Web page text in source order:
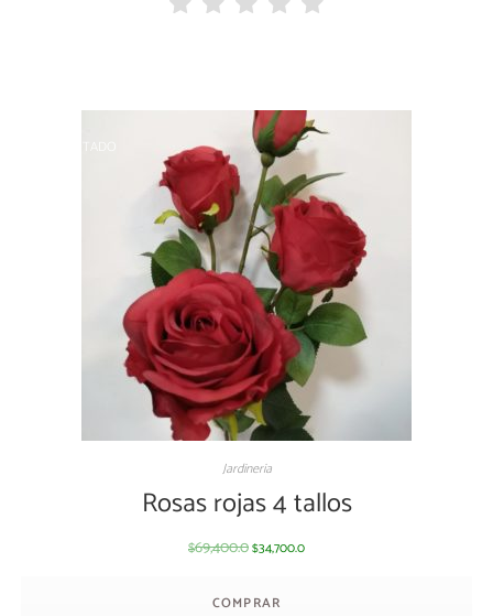
AGOTADO
Jardineria
Rosas rojas 4 tallos
$69,400.0 $34,700.0
COMPRAR